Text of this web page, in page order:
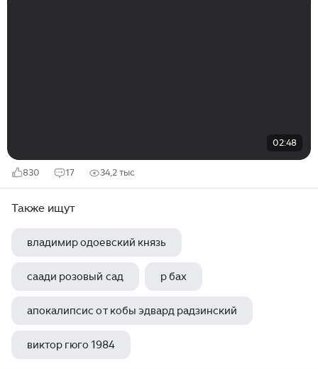
02:48
830 17 34,2 тыс
Также ищут
владимир одоевский князь
саади розовый сад р бах
апокалипсис от кобы эдвард радзинский
виктор гюго 1984